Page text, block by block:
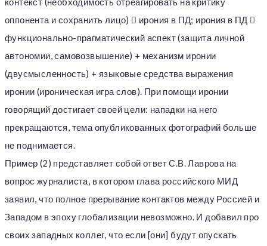
оппонента и сохранить лицо)  ирония в ПД; ирония в ПД 
функционально-прагматический аспект (защита личной
автономии, самовозвышение) + механизм иронии
(двусмысленность) + языковые средства выражения
иронии (ироническая игра слов). При помощи иронии
говорящий достигает своей цели: нападки на него
прекращаются, тема опубликованных фотографий больше
не поднимается.
Пример (2) представляет собой ответ С.В. Лаврова на
вопрос журналиста, в котором глава российского МИД
заявил, что полное прерывание контактов между Россией и
Западом в эпоху глобализации невозможно. И добавил про
своих западных коллег, что если [они] будут опускать